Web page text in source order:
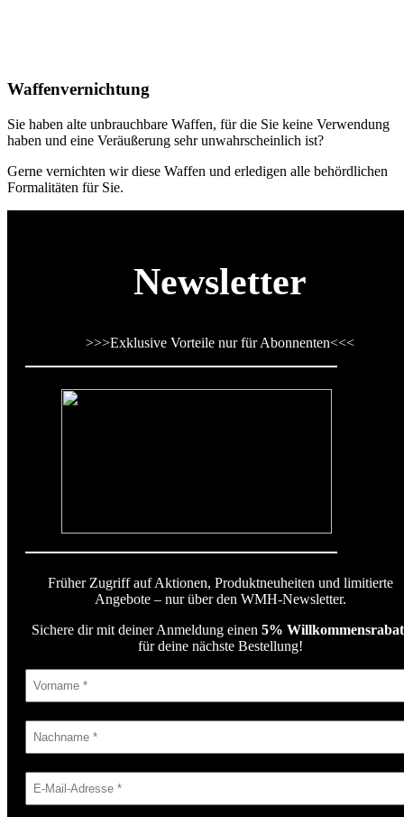
Waffenvernichtung
Sie haben alte unbrauchbare Waffen, für die Sie keine Verwendung
haben und eine Veräußerung sehr unwahrscheinlich ist?
Gerne vernichten wir diese Waffen und erledigen alle behördlichen
Formalitäten für Sie.
Newsletter
>>>Exklusive Vorteile nur für Abonnenten<<<
Früher Zugriff auf Aktionen, Produktneuheiten und limitierte
Angebote – nur über den WMH-Newsletter.
Sichere dir mit deiner Anmeldung einen 5%
für deine nächste Bestellung!